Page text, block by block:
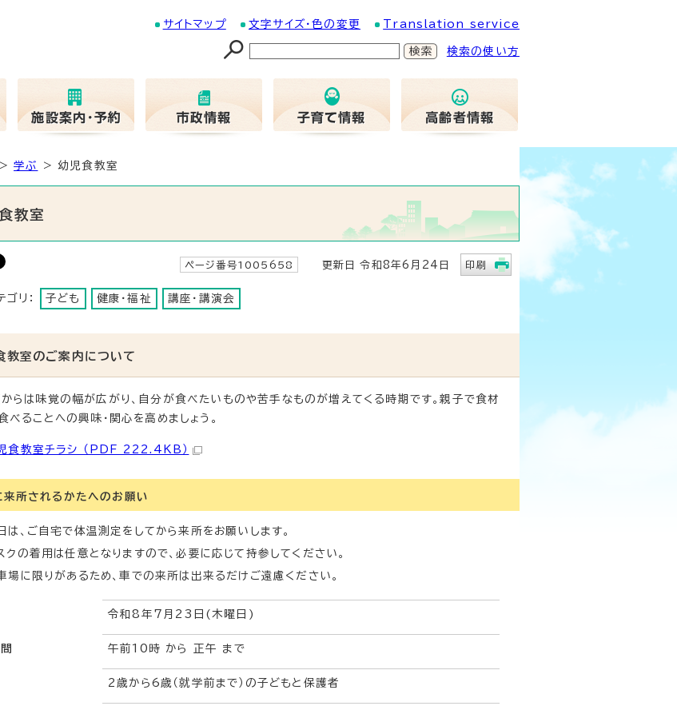
サイトマップ 文字サイズ・色の変更 Translation service
検索の使い方
>学ぶ > 幼児食教室
教室
ページ番号1005658 更新日 令和8年6月24日 印刷
ゴリ： 子ども 健康・福祉 講座・講演会
教室のご案内について
らは味覚の幅が広がり、自分が食べたいものや苦手なものが増えてくる時期です。親子で食材
べることへの興味・関心を高めましょう。
食教室チラシ （PDF 222.4KB）
来所されるかたへのお願い
は、ご自宅で体温測定をしてから来所をお願いします。
クの着用は任意となりますので、必要に応じて持参してください。
場に限りがあるため、車での来所は出来るだけご遠慮ください。
令和8年7月23日(木曜日)
午前10時 から 正午 まで
2歳から6歳（就学前まで）の子どもと保護者